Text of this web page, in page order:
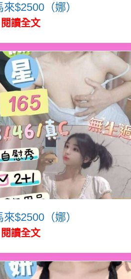
來$2500（娜）
閱讀全文
來$2500（娜）
閱讀全文